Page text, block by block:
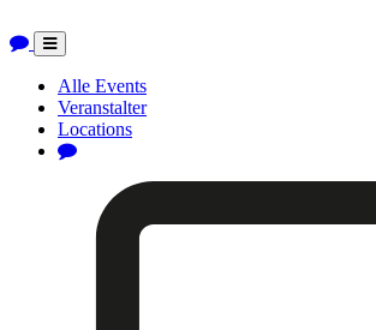
Toggle
navigation
Alle Events
Veranstalter
Locations